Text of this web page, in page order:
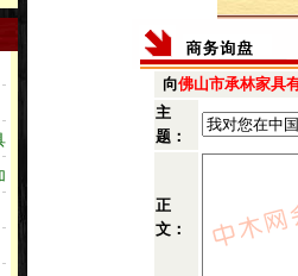
向佛山市承林家具
主
题：
正
文：